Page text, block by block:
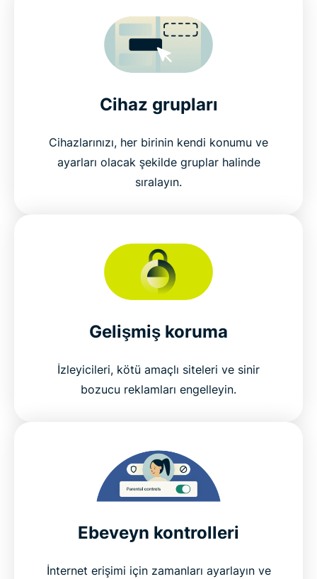
Cihaz grupları
Cihazlarınızı, her birinin kendi konumu ve
ayarları olacak şekilde gruplar halinde
sıralayın.
Gelişmiş koruma
İzleyicileri, kötü amaçlı siteleri ve sinir
bozucu reklamları engelleyin.
Ebeveyn kontrolleri
İnternet erişimi için zamanları ayarlayın ve